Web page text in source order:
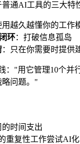
普通AI工具的三大特
用越久越懂你的工作
环：打破信息孤岛
：只在你需要时提供
："用它管理10个并
略问题。"
时间支出
重复性工作尝试AI化